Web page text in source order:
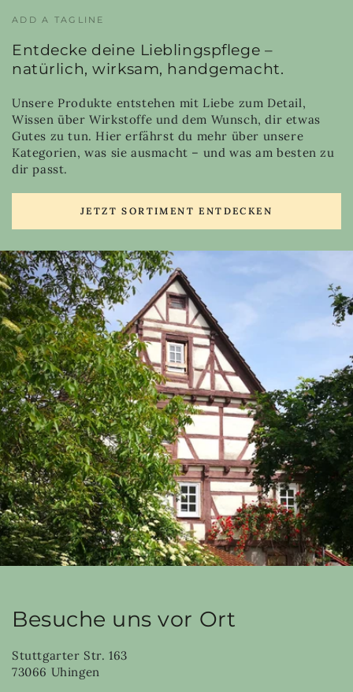
ADD A TAGLINE
Entdecke deine Lieblingspflege –
natürlich, wirksam, handgemacht.
Unsere Produkte entstehen mit Liebe zum Detail,
Wissen über Wirkstoffe und dem Wunsch, dir etwas
Gutes zu tun. Hier erfährst du mehr über unsere
Kategorien, was sie ausmacht – und was am besten zu
dir passt.
JETZT SORTIMENT ENTDECKEN
Besuche uns vor Ort
Stuttgarter Str. 163
73066 Uhingen